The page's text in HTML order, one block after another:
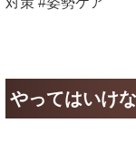
やってはいけ